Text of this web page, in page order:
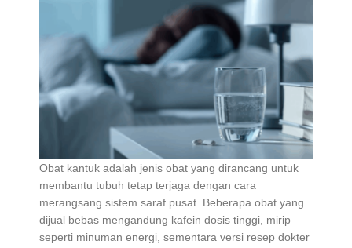
Obat kantuk adalah jenis obat yang dirancang untuk
membantu tubuh tetap terjaga dengan cara
merangsang sistem saraf pusat. Beberapa obat yang
dijual bebas mengandung kafein dosis tinggi, mirip
seperti minuman energi, sementara versi resep dokter